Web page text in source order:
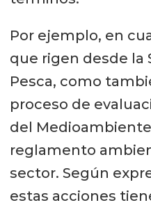
Por ejemplo, en
que rigen desde la
Pesca, como
proceso de
del
reglamento
sector. Según
estas acciones